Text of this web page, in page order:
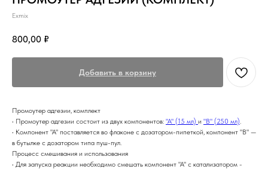
Exmix
800,00 ₽
Добавить в корзину
Промоутер адгезии, комплект
• Промоутер адгезии состоит из двух компонентов: "А" (15 мл) и "B" (250 мл).
• Компонент "А" поставляется во флаконе с дозатором-пипеткой, компонент "B" —
в бутылке с дозатором типа пуш-пул.
Процесс смешивания и использования
• Для запуска реакции необходимо смешать компонент "А" с катализатором -